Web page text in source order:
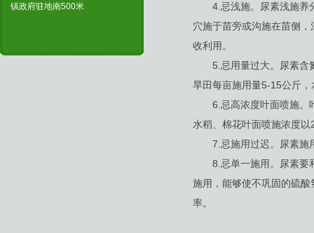
镇政府驻地南500米
4.忌浅施。尿素浅施养分
穴施于苗旁或沟施在苗侧
收利用。
5.忌用量过大。尿素含氮
旱田每亩施用量5-15公斤
6.忌高浓度叶面喷施。叶
水稻、棉花叶面喷施浓度
7.忌施用过迟。尿素施用
8.忌单一施用。尿素要和
施用，能够使不巩固的硫
率。